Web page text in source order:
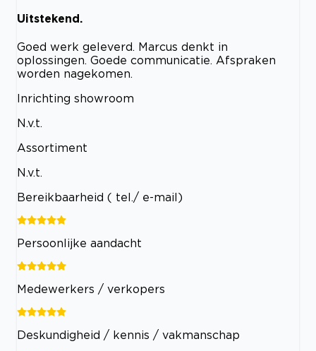
Uitstekend.
Goed werk geleverd. Marcus denkt in
oplossingen. Goede communicatie. Afspraken
worden nagekomen.
Inrichting showroom
N.v.t.
Assortiment
N.v.t.
Bereikbaarheid ( tel./ e-mail)
Persoonlijke aandacht
Medewerkers / verkopers
Deskundigheid / kennis / vakmanschap